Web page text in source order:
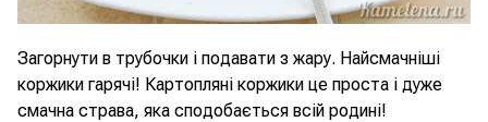
Загорнути в трубочки і подавати з жару. Найсмачніші
коржики гарячі! Картопляні коржики це проста і дуже
смачна страва, яка сподобається всій родині!